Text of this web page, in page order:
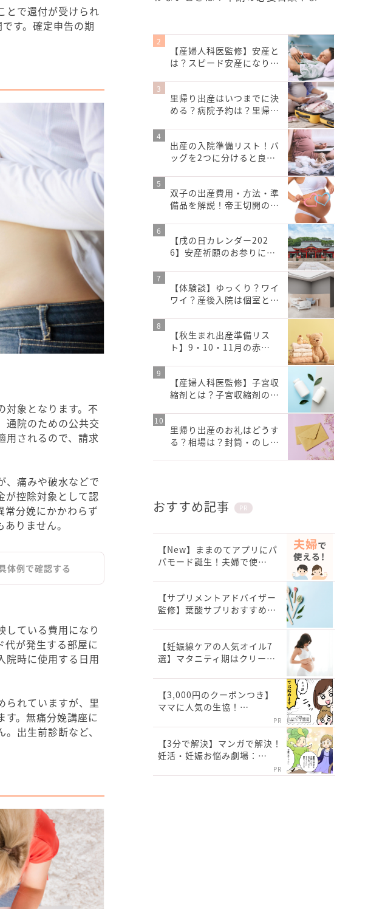
とで還付が受けられ
す。確定申告の期
対象となります。不
通院のための公共交
用されるので、請求
、痛みや破水などで
が控除対象として認
常分娩にかかわらず
りません。
体例で確認する
している費用になり
代が発生する部屋に
院時に使用する日用
られていますが、里
す。無痛分娩講座に
出生前診断など、
【産婦人科医監修】安産と
は？スピード安産になり…
里帰り出産はいつまでに決
める？病院予約は？里帰…
出産の入院準備リスト！バ
ッグを2つに分けると良…
双子の出産費用・方法・準
備品を解説！帝王切開の…
【戌の日カレンダー202
6】安産祈願のお参りに…
【体験談】ゆっくり？ワイ
ワイ？産後入院は個室と…
【秋生まれ出産準備リス
ト】9・10・11月の赤…
【産婦人科医監修】子宮収
縮剤とは？子宮収縮剤の…
里帰り出産のお礼はどうす
る？相場は？封筒・のし…
おすすめ記事 PR
【New】ままのてアプリにパ
パモード誕生！夫婦で使…
【サプリメントアドバイザー
監修】葉酸サプリおすすめ…
【妊娠線ケアの人気オイル7
選】マタニティ期はクリー…
【3,000円のクーポンつき】
ママに人気の生協！…
PR
【3分で解決】マンガで解決！
妊活・妊娠お悩み劇場：…
PR